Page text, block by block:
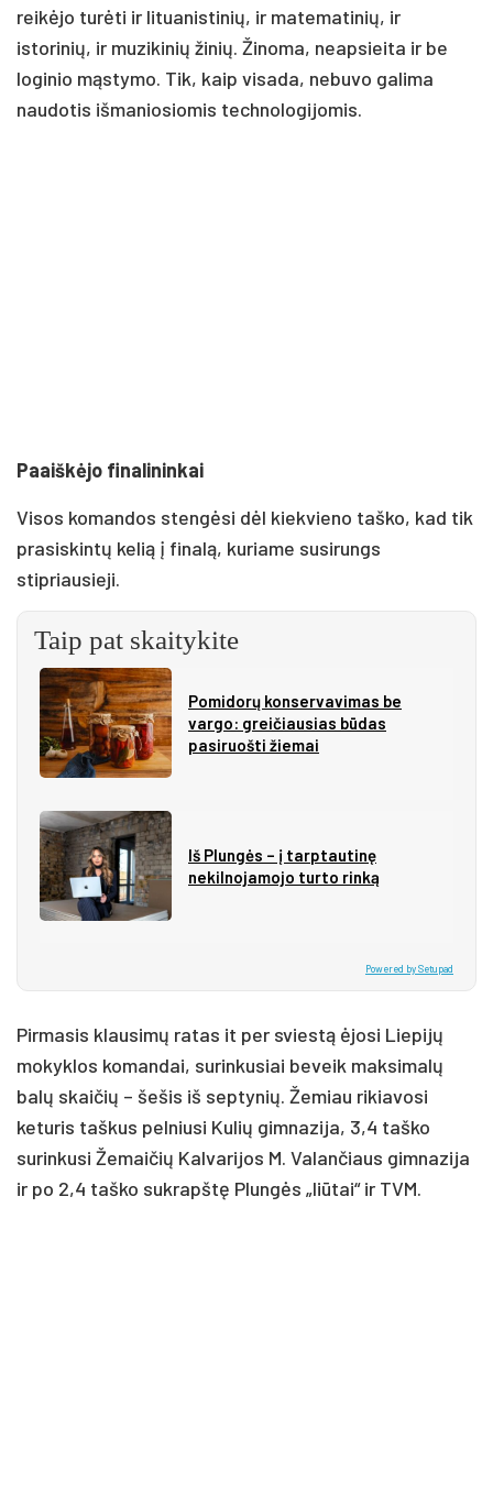
reikėjo turėti ir lituanistinių, ir matematinių, ir
istorinių, ir muzikinių žinių. Žinoma, neapsieita ir be
loginio mąstymo. Tik, kaip visada, nebuvo galima
naudotis išmaniosiomis technologijomis.
Paaiškėjo finalininkai
Visos komandos stengėsi dėl kiekvieno taško, kad tik
prasiskintų kelią į finalą, kuriame susirungs
stipriausieji.
Taip pat skaitykite
Pomidorų konservavimas be
vargo: greičiausias būdas
pasiruošti žiemai
Iš Plungės – į tarptautinę
nekilnojamojo turto rinką
Powered by Setupad
Pirmasis klausimų ratas it per sviestą ėjosi Liepijų
mokyklos komandai, surinkusiai beveik maksimalų
balų skaičių – šešis iš septynių. Žemiau rikiavosi
keturis taškus pelniusi Kulių gimnazija, 3,4 taško
surinkusi Žemaičių Kalvarijos M. Valančiaus gimnazija
ir po 2,4 taško sukrapštę Plungės „liūtai“ ir TVM.